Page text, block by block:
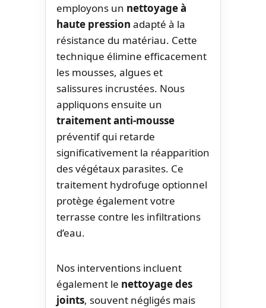
employons un nettoyage à
haute pression adapté à la
résistance du matériau. Cette
technique élimine efficacement
les mousses, algues et
salissures incrustées. Nous
appliquons ensuite un
traitement anti-mousse
préventif qui retarde
significativement la réapparition
des végétaux parasites. Ce
traitement hydrofuge optionnel
protège également votre
terrasse contre les infiltrations
d’eau.
Nos interventions incluent
également le nettoyage des
joints, souvent négligés mais